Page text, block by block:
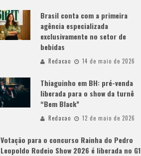
Brasil conta com a primeira
agência especializada
exclusivamente no setor de
bebidas
Redacao 14 de maio de 2026
Thiaguinho em BH: pré-venda
liberada para o show da turnê
“Bem Black”
Redacao 12 de maio de 2026
Votação para o concurso Rainha do Pedro
Leopoldo Rodeio Show 2026 é liberada no G1